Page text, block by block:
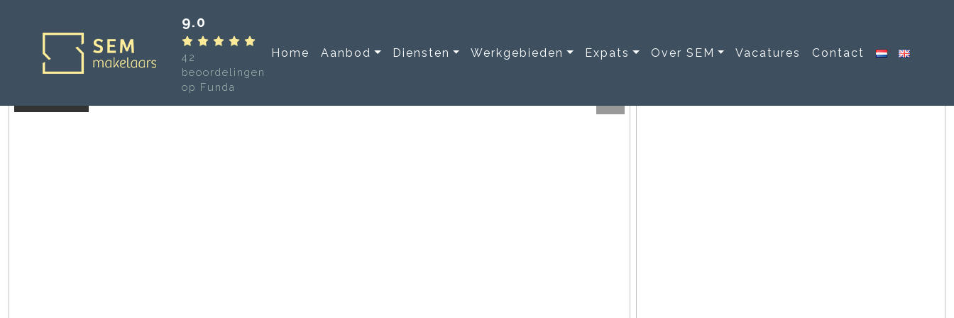
9.0
42
beoordelingen
op Funda
Home Aanbod Diensten Werkgebieden Expats Over SEM Vacatures Contact